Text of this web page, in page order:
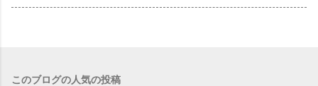
このブログの人気の投稿